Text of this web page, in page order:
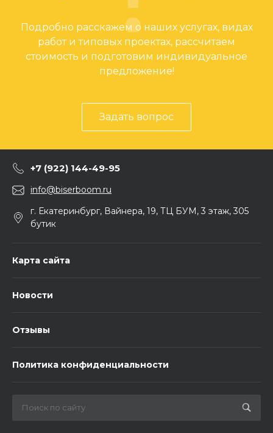
Подробно расскажем о наших услугах, видах
работ и типовых проектах, рассчитаем
стоимость и подготовим индивидуальное
предложение!
Задать вопрос
+7 (922) 144-49-95
info@biserboom.ru
г. Екатеринбург, Вайнера, 19, ТЦ БУМ, 3 этаж, 305
бутик
Карта сайта
Новости
Отзывы
Политика конфиденциальности